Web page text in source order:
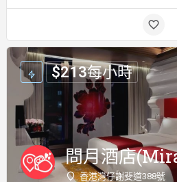
問月酒店
香港灣仔謝斐道388號
$213每小時